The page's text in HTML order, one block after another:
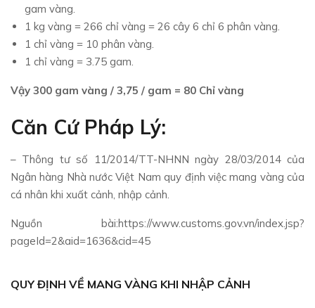
gam vàng.
1 kg vàng = 266 chỉ vàng = 26 cây 6 chỉ 6 phân vàng.
1 chỉ vàng = 10 phân vàng.
1 chỉ vàng = 3.75 gam.
Vậy 300 gam vàng / 3,75 / gam = 80 Chỉ vàng
Căn Cứ Pháp Lý:
– Thông tư số 11/2014/TT-NHNN ngày 28/03/2014 của
Ngân hàng Nhà nước Việt Nam quy định việc mang vàng của
cá nhân khi xuất cảnh, nhập cảnh.
Nguồn bài:https://www.customs.gov.vn/index.jsp?
pageId=2&aid=1636&cid=45
QUY ĐỊNH VỀ MANG VÀNG KHI NHẬP CẢNH